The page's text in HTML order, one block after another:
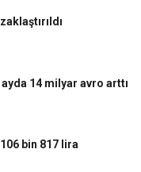
14 milyar avro arttı
bin 817 lira